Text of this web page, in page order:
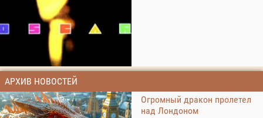
АРХИВ НОВОСТЕЙ
Огромный дракон пролетел
над Лондоном